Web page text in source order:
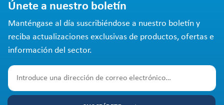
Únete a nuestro boletín
Manténgase al día suscribiéndose a nuestro boletín y
reciba actualizaciones exclusivas de productos, ofertas e
información del sector.